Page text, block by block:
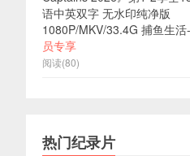
语中英双字 无水印纯净版
1080P/MKV/33.4G 捕鱼生活
员专享
阅读(80)
热门纪录片